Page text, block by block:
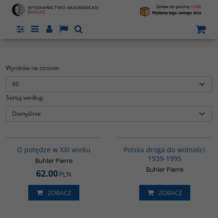
PanelMenuPanelLangSzukaj
Wyników na stronie:
Sortuj według:
O potędze w XXI wieku
Buhler Pierre
62.00PLN
ZOBACZ
spod pióra francuskiego
dyplomaty, pracownika ambasady
znającego język polski i polskie
udokumentowana, oparta nie
Polska droga do wolności
1939-1995
Buhler Pierre
ZOBACZ